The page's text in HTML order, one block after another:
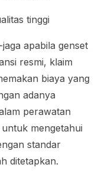
tinggi
apabila genset
resmi, klaim
biaya yang
adanya
perawatan
mengetahui
standar
ditetapkan.